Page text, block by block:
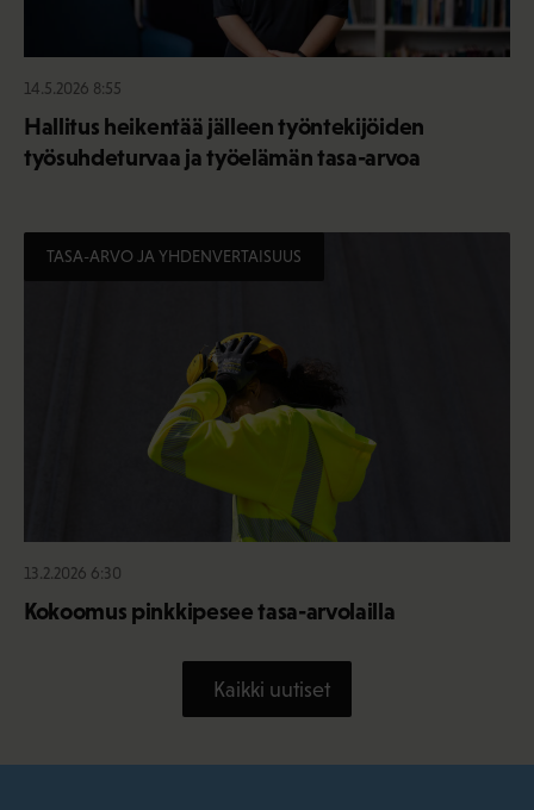
14.5.2026 8:55
Hallitus heikentää jälleen työntekijöiden
työsuhdeturvaa ja työelämän tasa-arvoa
TASA-ARVO JA YHDENVERTAISUUS
13.2.2026 6:30
Kokoomus pinkkipesee tasa-arvolailla
Kaikki uutiset